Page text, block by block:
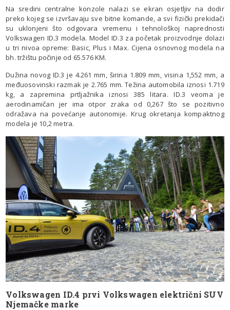
Na sredini centralne konzole nalazi se ekran osjetljiv na dodir
preko kojeg se izvršavaju sve bitne komande, a svi fizički prekidači
su uklonjeni što odgovara vremenu i tehnološkoj naprednosti
Volkswagen ID.3 modela. Model ID.3 za početak proizvodnje dolazi
u tri nivoa opreme: Basic, Plus i Max. Cijena osnovnog modela na
bh. tržištu počinje od 65.576 KM.
Dužina novog ID.3 je 4.261 mm, širina 1.809 mm, visina 1,552 mm, a
međuosovinski razmak je 2.765 mm. Težina automobila iznosi 1.719
kg, a zapremina prtljažnika iznosi 385 litara. ID.3 veoma je
aerodinamičan jer ima otpor zraka od 0,267 što se pozitivno
odražava na povećanje autonomije. Krug okretanja kompaktnog
modela je 10,2 metra.
Volkswagen ID.4 prvi Volkswagen električni SUV
Njemačke marke